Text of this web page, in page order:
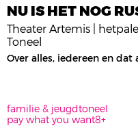
NU IS HET NOG
Theater Artemis |
Toneel
Over alles, iedereen en
familie & jeugdtoneel
pay what you want8+